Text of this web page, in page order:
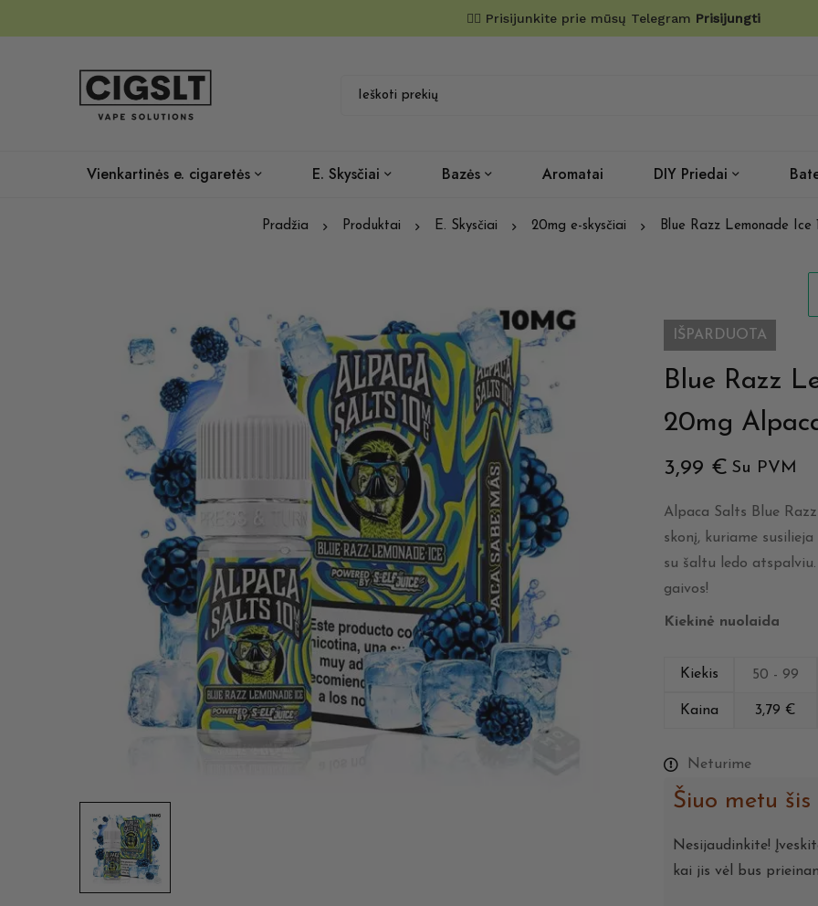
✌🏼 Prisijunkite prie mūsų Telegram Prisijungti
Vienkartinės e. cigaretės E. Skysčiai Bazės Aromatai DIY Priedai
Pradžia Produktai E. Skysčiai 20mg e-skysčiai Blue Razz Lemonade
IŠPARDUOTA
Blue Razz
20mg
3,99 € Su PVM
Alpaca Salts Blue
skonį, kuriame
su šaltu ledo
gaivos!
Kiekinė nuolaida
Kiekis 50 - 99
Kaina 3,79 €
Neturime
Šiuo metu
Nesijaudinkite!
kai jis vėl bus